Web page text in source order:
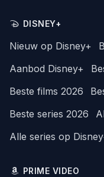
DISNEY+
Nieuw op Disney+
Aanbod Disney+
Beste films 2026
Beste series 2026
Alle series op
PRIME VIDEO